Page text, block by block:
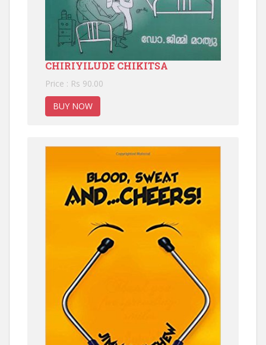
CHIRIYILUDE CHIKITSA
Price : Rs 90.00
BUY NOW